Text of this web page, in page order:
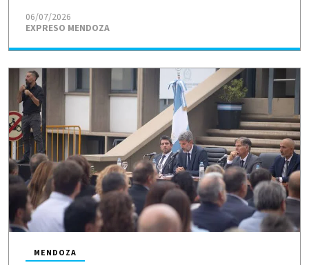
EXPRESO MENDOZA
06/07/2026
MENDOZA